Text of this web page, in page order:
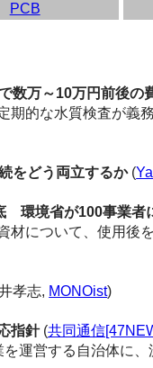
PCB
数万～10万円前後の
的な水質検査が義
をどう両立するか(
環境省が100事業者
について、使用後
孝志, MONOist)
指針(共同通信
運営する自治体に